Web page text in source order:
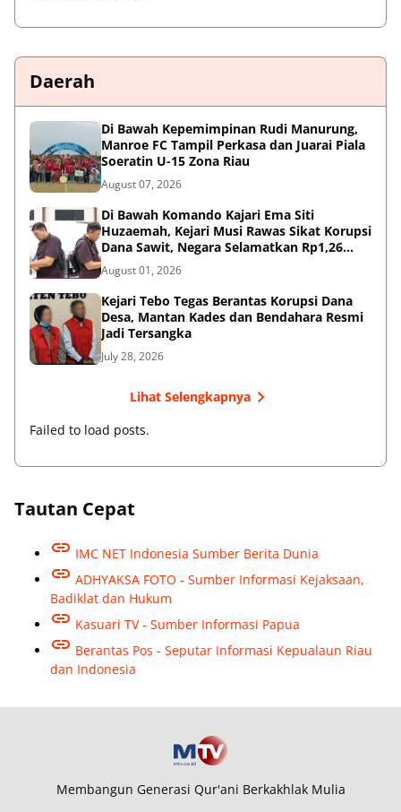
Daerah
Di Bawah Kepemimpinan Rudi Manurung,
Manroe FC Tampil Perkasa dan Juarai Piala
Soeratin U-15 Zona Riau
August 07, 2026
Di Bawah Komando Kajari Ema Siti
Huzaemah, Kejari Musi Rawas Sikat Korupsi
Dana Sawit, Negara Selamatkan Rp1,26
Miliar
August 01, 2026
Kejari Tebo Tegas Berantas Korupsi Dana
Desa, Mantan Kades dan Bendahara Resmi
Jadi Tersangka
July 28, 2026
Lihat Selengkapnya
Failed to load posts.
Tautan Cepat
IMC NET Indonesia Sumber Berita Dunia
ADHYAKSA FOTO - Sumber Informasi Kejaksaan,
Badiklat dan Hukum
Kasuari TV - Sumber Informasi Papua
Berantas Pos - Seputar Informasi Kepualaun Riau
dan Indonesia
Membangun Generasi Qur'ani Berkakhlak Mulia